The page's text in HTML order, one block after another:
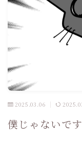
2025.03.06
僕じゃないです